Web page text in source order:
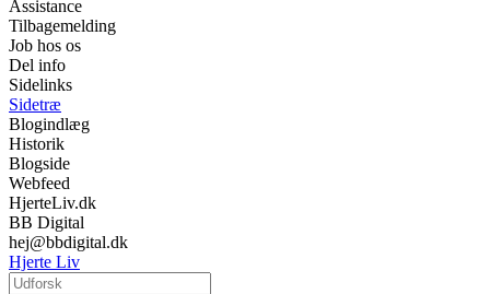
Assistance
Tilbagemelding
Job hos os
Del info
Sidelinks
Sidetræ
Blogindlæg
Historik
Blogside
Webfeed
HjerteLiv.dk
BB Digital
hej@bbdigital.dk
Hjerte Liv